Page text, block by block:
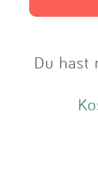
Du hast